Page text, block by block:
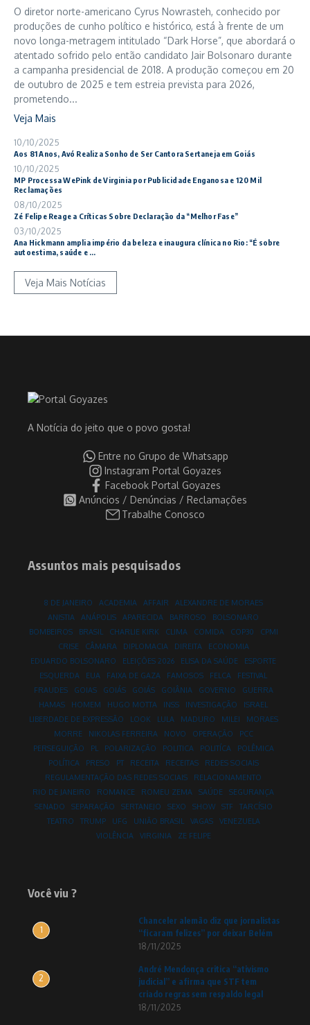
O diretor norte-americano Cyrus Nowrasteh, conhecido por
produções de cunho político e histórico, está à frente de um
novo longa-metragem intitulado “Dark Horse”, que abordará o
atentado sofrido pelo então candidato Jair Bolsonaro durante
a campanha presidencial de 2018. A produção começou em 20
de outubro de 2025 e tem estreia prevista para 2026,
prometendo...
Veja Mais
10/10/2025
Aos 81 Anos, Avó Realiza Sonho de Ser Cantora Sertaneja em Goiás
10/10/2025
MP Processa WePink de Virginia por Publicidade Enganosa e 120 Mil
Reclamações
08/10/2025
Zé Felipe Reage a Críticas Sobre Declaração da “Melhor Fase”
03/10/2025
Ana Hickmann amplia império da beleza e inaugura clínica no Rio: “É sobre
autoestima, saúde e ...
Veja Mais Notícias
A Notícia do jeito que o povo gosta!
Entre no Grupo de Whatsapp
Instagram Portal Goyazes
Facebook Portal Goyazes
Anúncios / Denúncias / Reclamações
Trabalhe Conosco
Assuntos mais pesquisados
8 DE JANEIRO ACADEMIA AFFAIR
ALEXANDRE DE MORAES
ANISTIA
ANÁPOLIS APARECIDA BARROSO
BOLSONARO
BOMBEIROS
BRASIL CHARLIE KIRK CLIMA COMIDA COP30
CPMI
CRISE
CÂMARA DIPLOMACIA DIREITA
ECONOMIA
EDUARDO BOLSONARO
ELEIÇÕES 2026 ELISA DA SAÚDE
ESPORTE
ESQUERDA
EUA FAIXA DE GAZA FAMOSOS FELCA
FESTIVAL
FRAUDES
GOIAS GOIÁS GOIÁS GOIÂNIA GOVERNO
GUERRA
HAMAS
HOMEM HUGO MOTTA INSS INVESTIGAÇÃO
ISRAEL
LIBERDADE DE EXPRESSÃO
LOOK LULA MADURO MILEI
MORAES
MORRE
NIKOLAS FERREIRA NOVO OPERAÇÃO
PCC
PERSEGUIÇÃO
PL POLARIZAÇÃO POLITICA POLITÍCA
POLÊMICA
POLÍTICA
PRESO PT RECEITA RECEITAS
REDES SOCIAIS
REGULAMENTAÇÃO DAS REDES SOCIAIS
RELACIONAMENTO
RIO DE JANEIRO
ROMANCE ROMEU ZEMA SAÚDE
SEGURANÇA
SENADO
SEPARAÇÃO SERTANEJO SEXO SHOW STF
TARCÍSIO
TEATRO
TRUMP UFG UNIÃO BRASIL VAGAS
VENEZUELA
VIOLÊNCIA
VIRGINIA ZE FELIPE
Você viu ?
1
Chanceler alemão diz que jornalistas
“ficaram felizes” por deixar Belém
18/11/2025
2
André Mendonça critica “ativismo
judicial” e afirma que STF tem
criado regras sem respaldo legal
18/11/2025